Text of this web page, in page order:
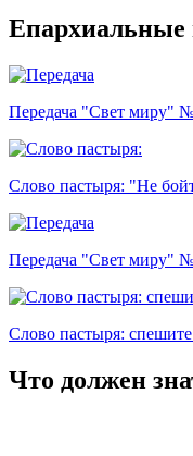
Епархиальные
Передача "Свет миру"
Слово пастыря: "Не
Передача "Свет миру"
Слово пастыря: спешите
Что должен